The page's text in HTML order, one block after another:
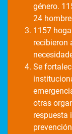
género.
24
1157
recibieron
Se
otras
respuesta